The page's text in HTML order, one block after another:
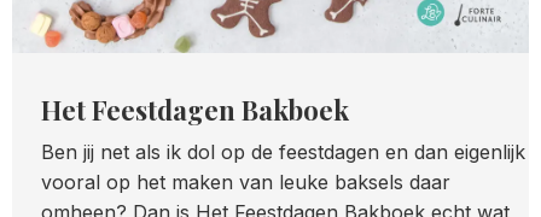
Het Feestdagen Bakboek
Ben jij net als ik dol op de feestdagen en dan eigenlijk
vooral op het maken van leuke baksels daar